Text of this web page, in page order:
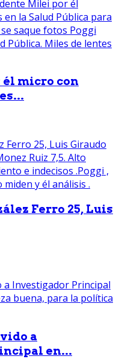
micro con
Ferro 25, Luis
a
en...